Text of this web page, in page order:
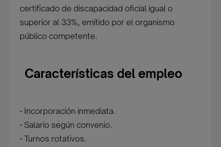
certificado de discapacidad oficial igual o
superior al 33%, emitido por el organismo
público competente.
Características del empleo
- Incorporación inmediata.
- Salario según convenio.
- Turnos rotativos.